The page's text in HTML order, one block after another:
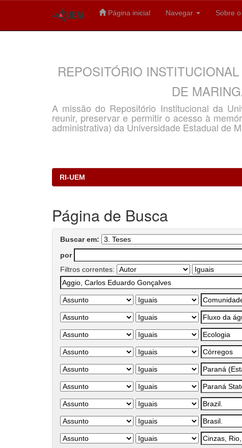
Página inicial Navegar Sobre
REPOSITÓRIO
DE
A missão do Repositório Institucional da
reunir, preservar e permitir o acesso à
administrativa) da Universidade Estadual de
RI-UEM
Página de Busca
Buscar em:
por
Filtros correntes: